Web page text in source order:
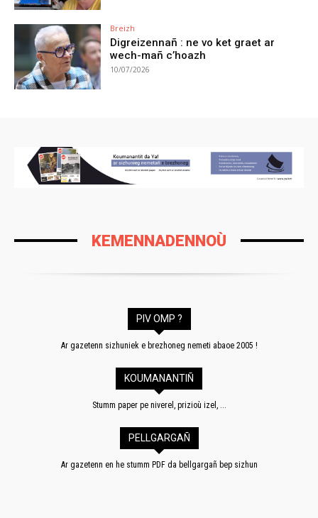
Breizh
Digreizennañ : ne vo ket graet ar
wech-mañ c’hoazh
10/07/2026
KEMENNADENNOÙ
PIV OMP ?
Ar gazetenn sizhuniek e brezhoneg nemeti abaoe 2005 !
KOUMANANTIÑ
Stumm paper pe niverel, prizioù izel, ...
PELLGARGAÑ
Ar gazetenn en he stumm PDF da bellgargañ bep sizhun